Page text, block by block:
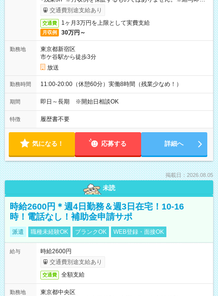
取りサービス利用可（利用条件有）
交通費別途支給あり
交通費 1ヶ月3万円を上限として実費支給
月収例 30万円～
勤務地
東京都新宿区
市ケ谷駅から徒歩3分
放送
勤務時間 11:00-20:00（休憩60分）実働8時間（残業少なめ！）
期間 即日～長期 ※開始日相談OK
特徴 履歴書不要
気になる！ 応募する 詳細へ
掲載日：2026.08.05
未読
時給2600円＊週4日勤務＆週3日在宅！10-16
時！電話なし！補助金申請サポ
派遣 職種未経験OK ブランクOK WEB登録・面接OK
給与
時給2600円
交通費別途支給あり
交通費 全額支給
勤務地
東京都中央区